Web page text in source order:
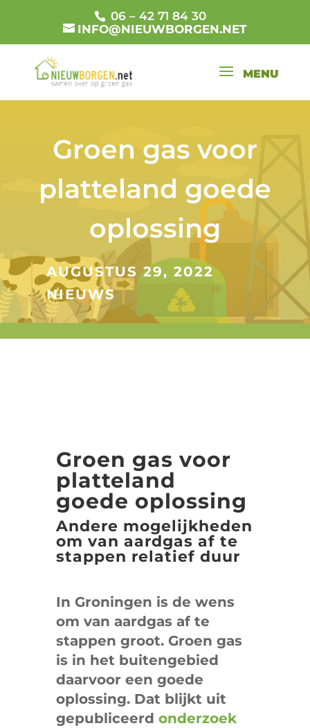
06 – 42 71 84 30
INFO@NIEUWBORGEN.NET
Groen gas voor
platteland goede
oplossing
AUGUSTUS 29, 2022
NIEUWS
Groen gas voor
platteland
goede oplossing
Andere mogelijkheden
om van aardgas af te
stappen relatief duur
In Groningen is de wens
om van aardgas af te
stappen groot. Groen gas
is in het buitengebied
daarvoor een goede
oplossing. Dat blijkt uit
gepubliceerd onderzoek